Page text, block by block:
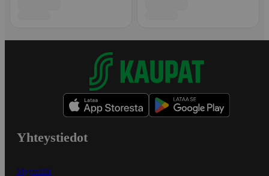
Yhteystiedot
Myymälät